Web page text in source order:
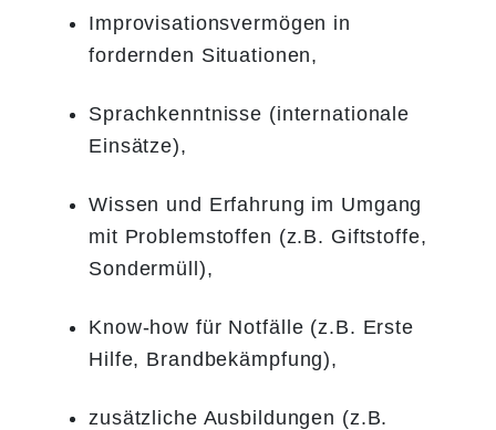
Improvisationsvermögen in
fordernden Situationen,
Sprachkenntnisse (internationale
Einsätze),
Wissen und Erfahrung im Umgang
mit Problemstoffen (z.B. Giftstoffe,
Sondermüll),
Know-how für Notfälle (z.B. Erste
Hilfe, Brandbekämpfung),
zusätzliche Ausbildungen (z.B.